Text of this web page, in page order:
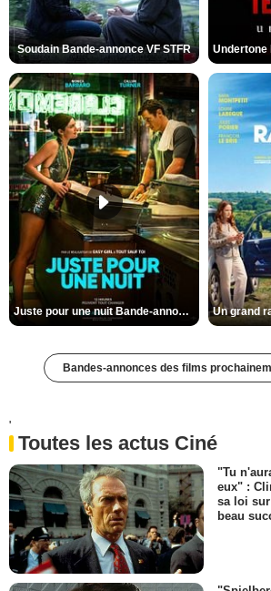
Soudain Bande-annonce VF STFR
Juste pour une nuit Bande-annonce VO STFR
Bandes-annonces des films
'
Toutes les actus Ciné
"Tu
eux" :
sa loi
beau